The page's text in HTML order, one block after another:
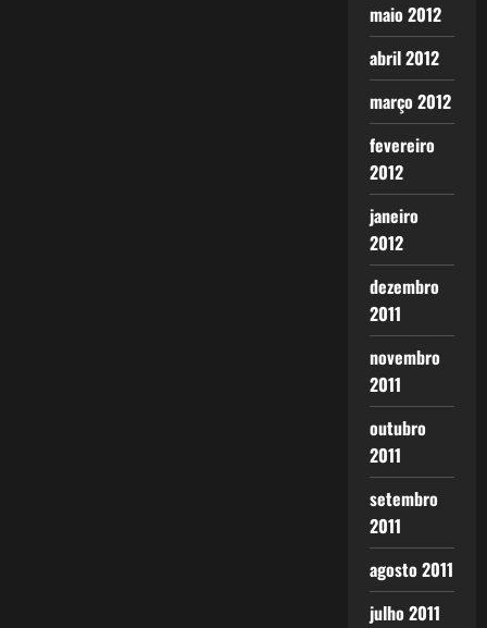
maio 2012
abril 2012
março 2012
fevereiro
2012
janeiro
2012
dezembro
2011
novembro
2011
outubro
2011
setembro
2011
agosto 2011
julho 2011